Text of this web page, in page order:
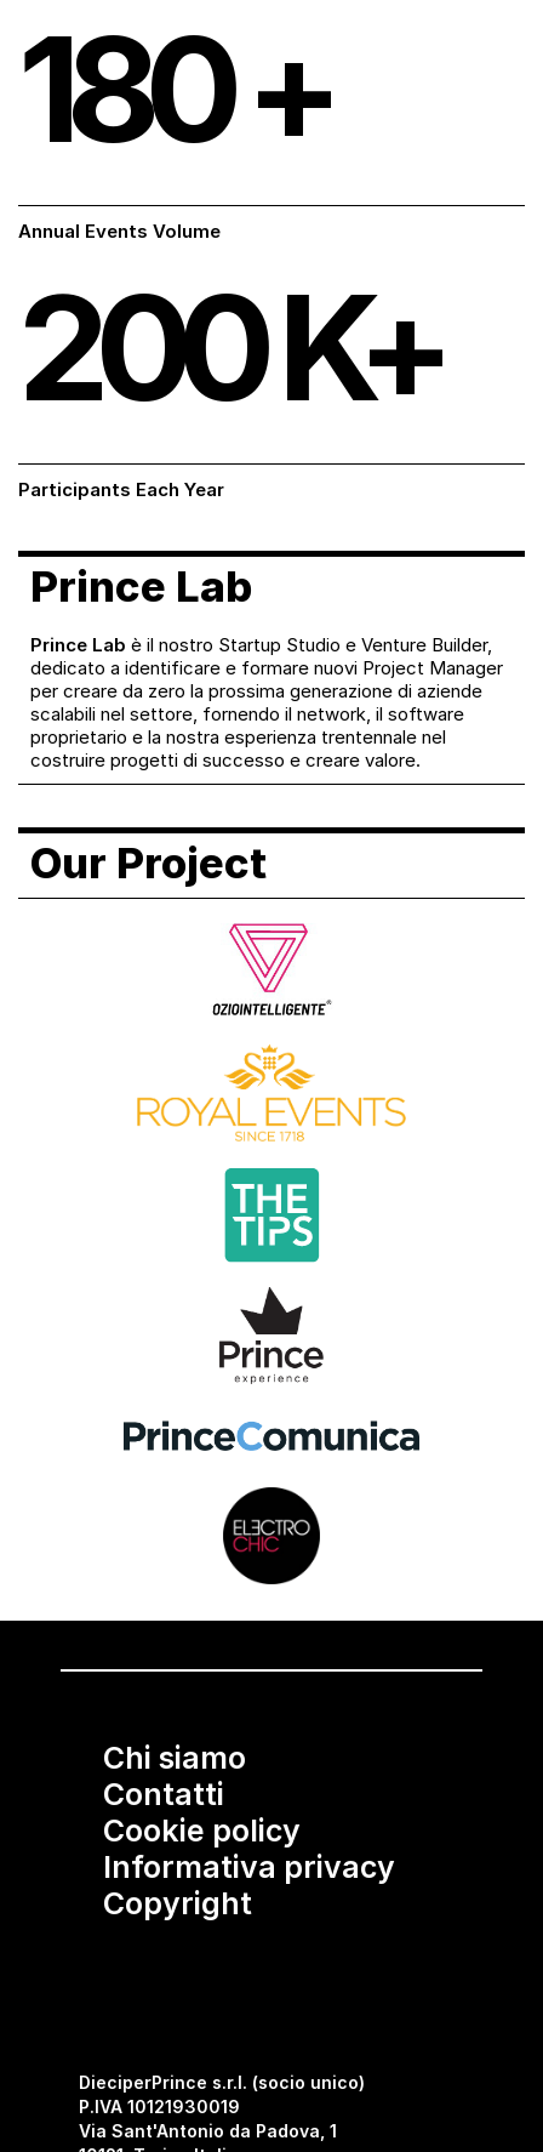
180+
Annual Events Volume
200K+
Participants Each Year
Prince Lab
Prince Lab è il nostro Startup Studio e Venture Builder,
dedicato a identificare e formare nuovi Project Manager
per creare da zero la prossima generazione di aziende
scalabili nel settore, fornendo il network, il software
proprietario e la nostra esperienza trentennale nel
costruire progetti di successo e creare valore.
Our Project
Chi siamo
Contatti
Cookie policy
Informativa privacy
Copyright
DieciperPrince s.r.l. (socio unico)
P.IVA 10121930019
Via Sant'Antonio da Padova, 1